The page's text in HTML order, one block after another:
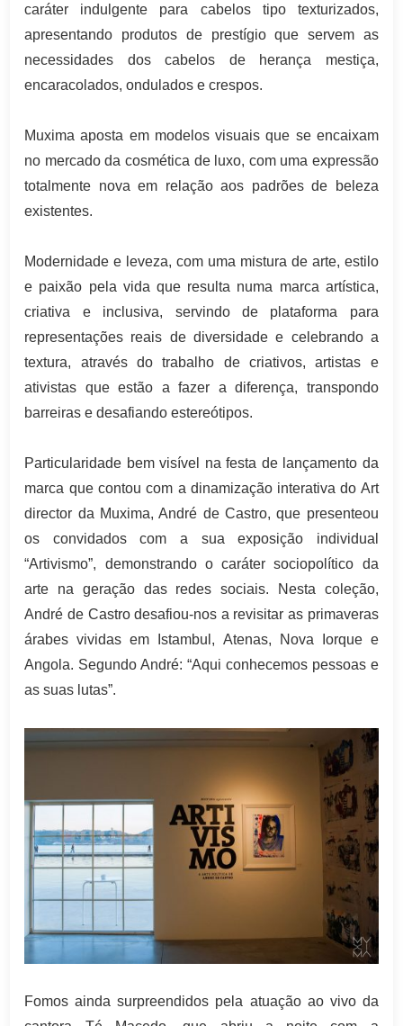
caráter indulgente para cabelos tipo texturizados,
apresentando produtos de prestígio que servem as
necessidades dos cabelos de herança mestiça,
encaracolados, ondulados e crespos.
Muxima aposta em modelos visuais que se encaixam
no mercado da cosmética de luxo, com uma expressão
totalmente nova em relação aos padrões de beleza
existentes.
Modernidade e leveza, com uma mistura de arte, estilo
e paixão pela vida que resulta numa marca artística,
criativa e inclusiva, servindo de plataforma para
representações reais de diversidade e celebrando a
textura, através do trabalho de criativos, artistas e
ativistas que estão a fazer a diferença, transpondo
barreiras e desafiando estereótipos.
Particularidade bem visível na festa de lançamento da
marca que contou com a dinamização interativa do Art
director da Muxima, André de Castro, que presenteou
os convidados com a sua exposição individual
“Artivismo”, demonstrando o caráter sociopolítico da
arte na geração das redes sociais. Nesta coleção,
André de Castro desafiou-nos a revisitar as primaveras
árabes vividas em Istambul, Atenas, Nova Iorque e
Angola. Segundo André: “Aqui conhecemos pessoas e
as suas lutas”.
Fomos ainda surpreendidos pela atuação ao vivo da